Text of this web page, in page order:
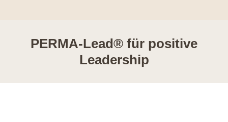
PERMA-Lead® für positive
Leadership